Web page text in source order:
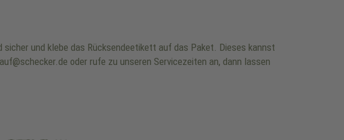
und klebe das Rücksendeetikett auf das Paket. Dieses kannst
oder rufe zu unseren Servicezeiten an, dann lassen